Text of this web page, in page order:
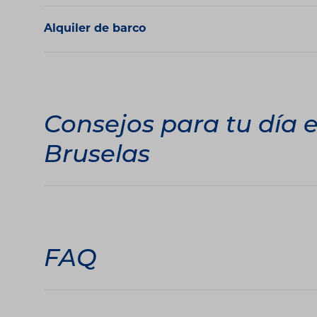
Alquiler de barco
Consejos para tu día
Bruselas
FAQ